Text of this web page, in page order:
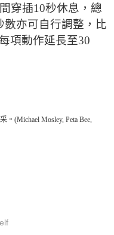
穿插10秒休息，總
數亦可自行調整，比
項動作延長至30
(Michael Mosley, Peta Bee,